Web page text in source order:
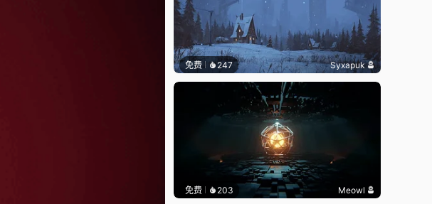
免费 247 Syxapuk
免费 203 Meowl